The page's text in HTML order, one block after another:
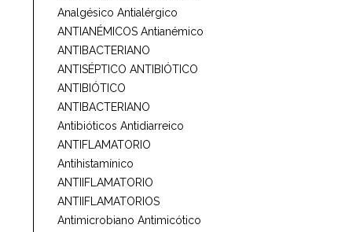
Analgésico Antialérgico
ANTIANÉMICOS Antianémico
ANTIBACTERIANO
ANTISÉPTICO ANTIBIÓTICO
ANTIBIÓTICO
ANTIBACTERIANO
Antibióticos Antidiarreico
ANTIFLAMATORIO
Antihistamínico
ANTIIFLAMATORIO
ANTIIFLAMATORIOS
Antimicrobiano Antimicótico